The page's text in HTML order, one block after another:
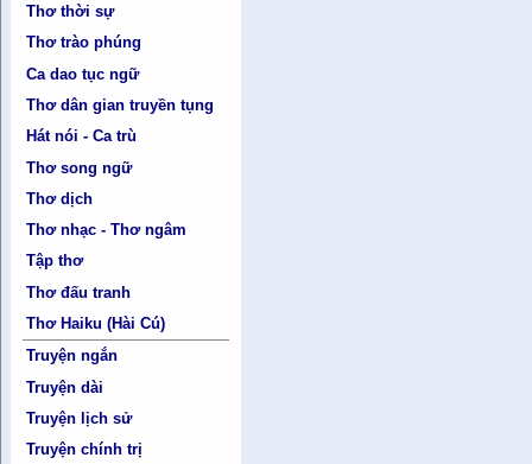
Thơ thời sự
Thơ trào phúng
Ca dao tục ngữ
Thơ dân gian truyền tụng
Hát nói - Ca trù
Thơ song ngữ
Thơ dịch
Thơ nhạc - Thơ ngâm
Tập thơ
Thơ đấu tranh
Thơ Haiku (Hài Cú)
Truyện ngắn
Truyện dài
Truyện lịch sử
Truyện chính trị